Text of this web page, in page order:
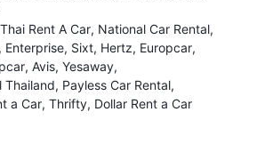
Thai Rent A Car National Car Rental
Enterprise Sixt Hertz Europcar
Avis Yesaway
Thailand Payless Car Rental
a Car Thrifty Dollar Rent a Car